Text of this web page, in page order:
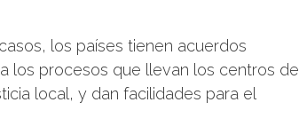
los países tienen acuerdos
los procesos que llevan los centros de
local, y dan facilidades para el